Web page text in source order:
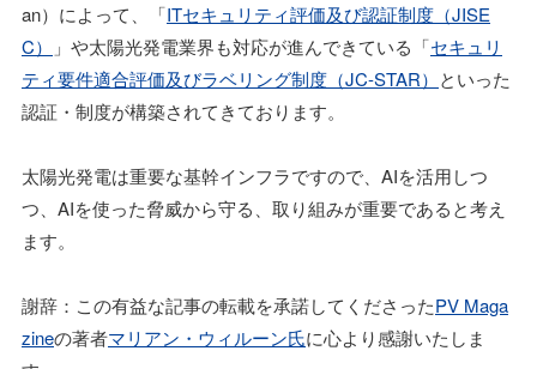
an）によって、「ITセキュリティ評価及び認証制度（JISE
C）
」や太陽光発電業界も対応が進んできている「セキュリ
ティ要件適合評価及びラベリング制度（JC-STAR） といった
認証・制度が構築されてきております。
太陽光発電は重要な基幹インフラですので、AIを活用しつ
つ、AIを使った脅威から守る、取り組みが重要であると考え
ます。
謝辞：この有益な記事の転載を承諾してくださったPV Maga
zineの著者マリアン・ウィルーン氏に心より感謝いたしま